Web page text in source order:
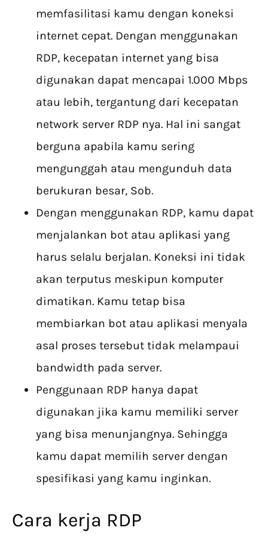
memfasilitasi kamu dengan koneksi
internet cepat. Dengan menggunakan
RDP, kecepatan internet yang bisa
digunakan dapat mencapai 1.000 Mbps
atau lebih, tergantung dari kecepatan
network server RDP nya. Hal ini sangat
berguna apabila kamu sering
mengunggah atau mengunduh data
berukuran besar, Sob.
Dengan menggunakan RDP, kamu dapat
menjalankan bot atau aplikasi yang
harus selalu berjalan. Koneksi ini tidak
akan terputus meskipun komputer
dimatikan. Kamu tetap bisa
membiarkan bot atau aplikasi menyala
asal proses tersebut tidak melampaui
bandwidth pada server.
Penggunaan RDP hanya dapat
digunakan jika kamu memiliki server
yang bisa menunjangnya. Sehingga
kamu dapat memilih server dengan
spesifikasi yang kamu inginkan.
Cara kerja RDP